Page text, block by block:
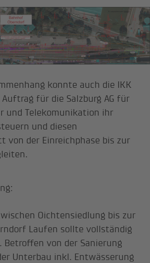
konnte auch die IKK
Auftrag für die Salzburg AG für
und Telekomunikation ihr
und diesen
von der Einreichphase bis zur
Oichtensiedlung bis zur
Laufen sollte vollständig
Betroffen von der Sanierung
Unterbau inkl. Entwässerung